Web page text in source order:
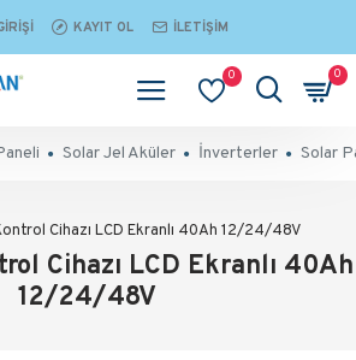
KAYIT OL İLETIŞIM
0 0
Solar Jel Aküler İnverterler Solar
Cihazı LCD Ekranlı 40Ah 12/24/48V
Cihazı LCD Ekranlı 40Ah
12/24/48V